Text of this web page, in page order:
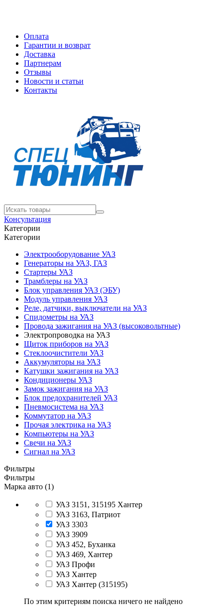
Оплата
Гарантии и возврат
Доставка
Партнерам
Отзывы
Новости и статьи
Контакты
Консультация
Категории
Категории
Электрооборудование УАЗ
Генераторы на УАЗ, ГАЗ
Стартеры УАЗ
Трамблеры на УАЗ
Блок управления УАЗ (ЭБУ)
Модуль управления УАЗ
Реле, датчики, выключатели на УАЗ
Спидометры на УАЗ
Провода зажигания на УАЗ (высоковольтные)
Электропроводка на УАЗ
Щиток приборов на УАЗ
Стеклоочистители УАЗ
Аккумуляторы на УАЗ
Катушки зажигания на УАЗ
Кондиционеры УАЗ
Замок зажигания на УАЗ
Блок предохранителей УАЗ
Пневмосистема на УАЗ
Коммутатор на УАЗ
Прочая электрика на УАЗ
Компьютеры на УАЗ
Свечи на УАЗ
Сигнал на УАЗ
Фильтры
Фильтры
Марка авто (1)
УАЗ 3151, 315195 Хантер
УАЗ 3163, Патриот
УАЗ 3303
УАЗ 3909
УАЗ 452, Буханка
УАЗ 469, Хантер
УАЗ Профи
УАЗ Хантер
УАЗ Хантер (315195)
По этим критериям поиска ничего не найдено